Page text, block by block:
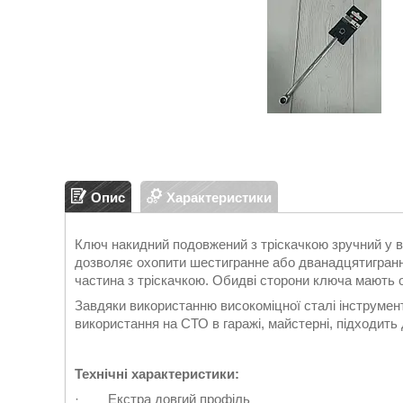
Опис Характеристики
Ключ накидний подовжений з тріскачкою зручний у
дозволяє охопити шестигранне або
частина з тріскачкою. Обидві сторони ключа мають
Завдяки використанню високоміцної сталі
використання на СТО в гаражі, майстерні,
Технічні характеристики:
· Екстра довгий профіль